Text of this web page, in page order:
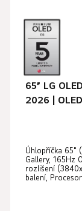
65” LG
2026 |
Úhlopříčka 65"
Gallery, 165Hz
rozlišení
balení,